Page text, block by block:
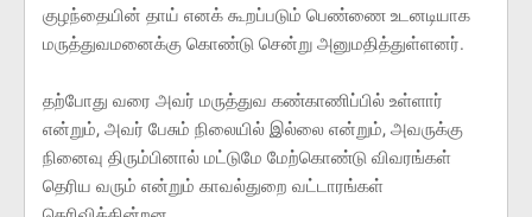
குழந்தையின் தாய் எனக் கூறப்படும் பெண்ணை உடனடியாக
மருத்துவமனைக்கு கொண்டு சென்று அனுமதித்துள்ளனர்.
தற்போது வரை அவர் மருத்துவ கண்காணிப்பில் உள்ளார்
என்றும், அவர் பேசும் நிலையில் இல்லை என்றும், அவருக்கு
நினைவு திரும்பினால் மட்டுமே மேற்கொண்டு விவரங்கள்
தெரிய வரும் என்றும் காவல்துறை வட்டாரங்கள்